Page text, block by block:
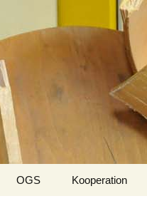
OGS Kooperation